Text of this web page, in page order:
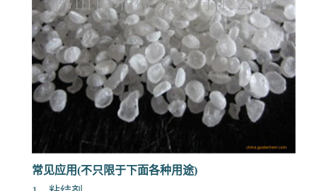
常见应用(不只限于下面各种用途)